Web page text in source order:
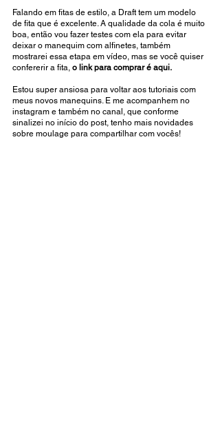
Falando em fitas de estilo, a Draft tem um modelo
de fita que é excelente. A qualidade da cola é muito
boa, então vou fazer testes com ela para evitar
deixar o manequim com alfinetes, também
mostrarei essa etapa em vídeo, mas se você quiser
confererir a fita, o link para comprar é aqui.
Estou super ansiosa para voltar aos tutoriais com
meus novos manequins. E me acompanhem no
instagram e também no canal, que conforme
sinalizei no início do post, tenho mais novidades
sobre moulage para compartilhar com vocês!